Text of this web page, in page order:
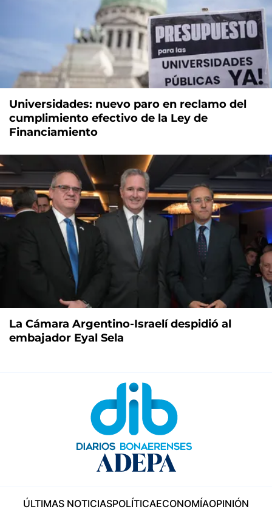
Universidades: nuevo paro en reclamo del
cumplimiento efectivo de la Ley de
Financiamiento
La Cámara Argentino-Israelí despidió al
embajador Eyal Sela
ÚLTIMAS NOTICIASPOLÍTICAECONOMÍAOPINIÓN